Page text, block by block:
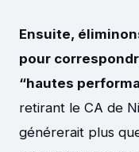
Ensuite,
pour
“hautes
retirant le CA de
générerait plus